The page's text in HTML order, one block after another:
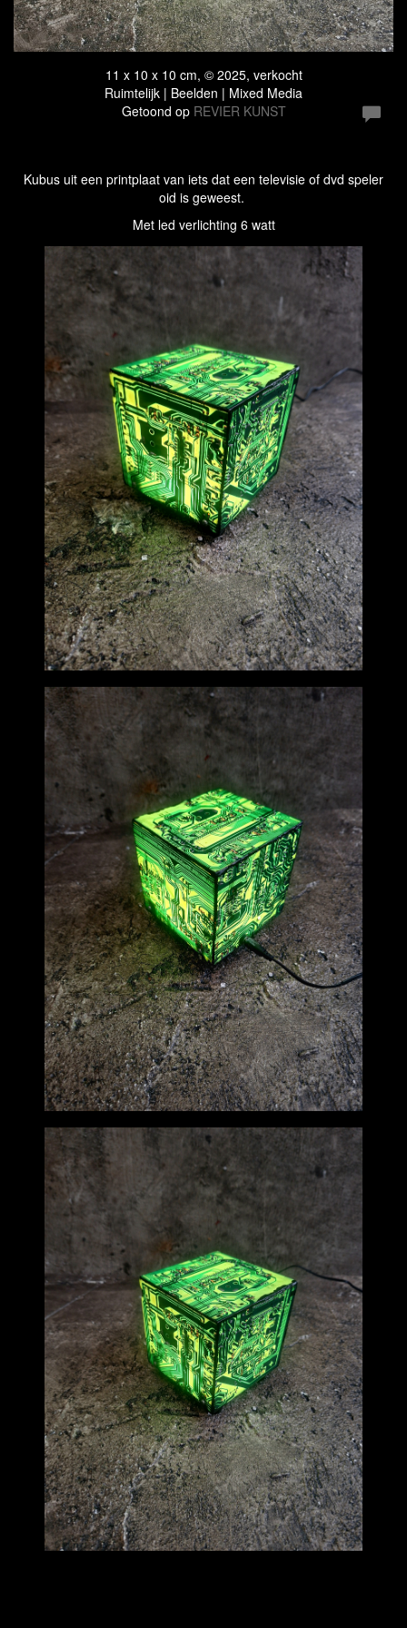
11 x 10 x 10 cm, © 2025, verkocht
Ruimtelijk | Beelden | Mixed Media
Getoond op REVIER KUNST
Kubus uit een printplaat van iets dat een televisie of dvd speler
oid is geweest.
Met led verlichting 6 watt